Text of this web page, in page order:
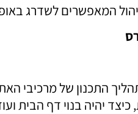
המאפשרים לשדרג
התכנון של מרכיבי
יהיה בנוי דף הבית